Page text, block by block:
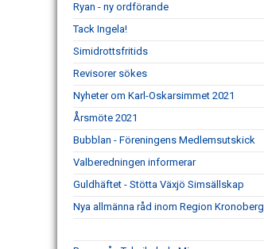
Ryan - ny ordförande
Tack Ingela!
Simidrottsfritids
Revisorer sökes
Nyheter om Karl-Oskarsimmet 2021
Årsmöte 2021
Bubblan - Föreningens Medlemsutskick
Valberedningen informerar
Guldhäftet - Stötta Växjö Simsällskap
Nya allmänna råd inom Region Kronoberg